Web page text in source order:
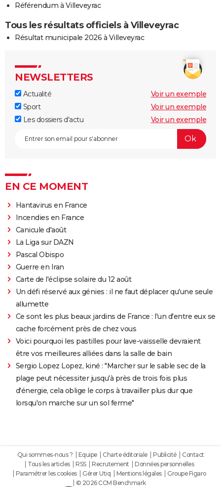
Référendum à Villeveyrac
Tous les résultats officiels à Villeveyrac
Résultat municipale 2026 à Villeveyrac
NEWSLETTERS
Actualité
Voir un exemple
Sport
Voir un exemple
Les dossiers d'actu
Voir un exemple
EN CE MOMENT
Hantavirus en France
Incendies en France
Canicule d'août
La Liga sur DAZN
Pascal Obispo
Guerre en Iran
Carte de l'éclipse solaire du 12 août
Un défi réservé aux génies : il ne faut déplacer qu'une seule
allumette
Ce sont les plus beaux jardins de France : l'un d'entre eux se
cache forcément près de chez vous
Voici pourquoi les pastilles pour lave-vaisselle devraient
être vos meilleures alliées dans la salle de bain
Sergio Lopez Lopez, kiné : "Marcher sur le sable sec de la
plage peut nécessiter jusqu'à près de trois fois plus
d'énergie, cela oblige le corps à travailler plus dur que
lorsqu'on marche sur un sol ferme"
Qui sommes-nous ? Equipe Charte éditoriale Publicité
Contact
Tous les articles
RSS Recrutement
Données personnelles
Paramétrer les cookies
Gérer Utiq Mentions légales
Groupe Figaro
© 2026 CCM Benchmark